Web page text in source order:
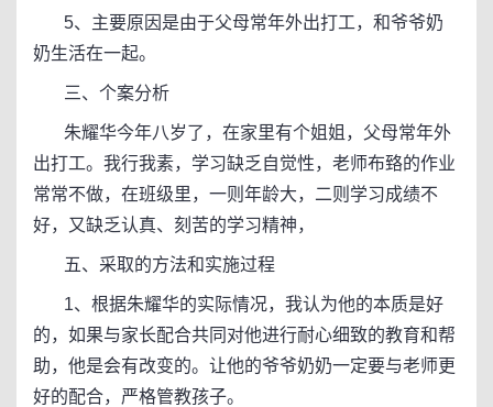
5、主要原因是由于父母常年外出打工，和爷爷奶
奶生活在一起。
三、个案分析
朱耀华今年八岁了，在家里有个姐姐，父母常年外
出打工。我行我素，学习缺乏自觉性，老师布臵的作业
常常不做，在班级里，一则年龄大，二则学习成绩不
好，又缺乏认真、刻苦的学习精神，
五、采取的方法和实施过程
1、根据朱耀华的实际情况，我认为他的本质是好
的，如果与家长配合共同对他进行耐心细致的教育和帮
助，他是会有改变的。让他的爷爷奶奶一定要与老师更
好的配合，严格管教孩子。